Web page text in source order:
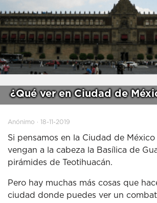
¿Qué ver en Ciudad de
Anónimo · 18-11-2019
Si pensamos en la Ciudad de
vengan a la cabeza la Basílica de
pirámides de Teotihuacán.
Pero hay muchas más cosas que
ciudad donde puedes ver un